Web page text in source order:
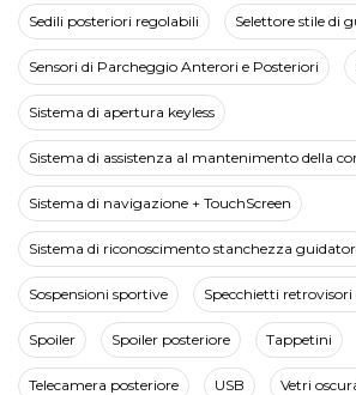
Sedili posteriori regolabili Selettore stile di
Sensori di Parcheggio Anterori e Posteriori
Sistema di apertura keyless
Sistema di assistenza al mantenimento della
Sistema di navigazione + TouchScreen
Sistema di riconoscimento stanchezza
Sospensioni sportive Specchietti
Spoiler Spoiler posteriore Tappetini
Telecamera posteriore USB Vetri